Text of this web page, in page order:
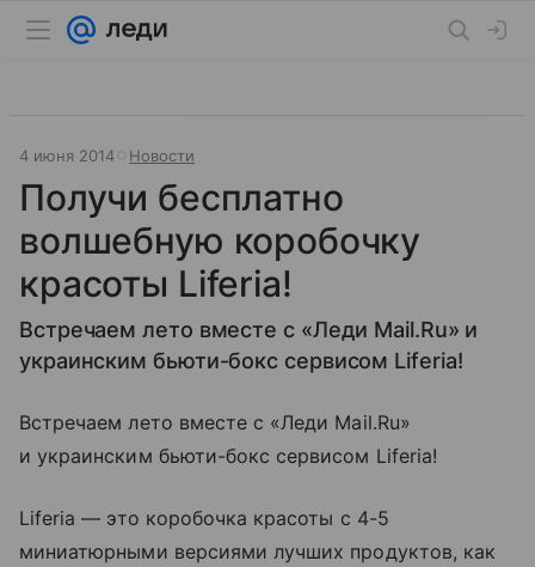
4 июня 2014 Новости
Получи бесплатно
волшебную коробочку
красоты Liferia!
Встречаем лето вместе с «Леди Mail.Ru» и
украинским бьюти-бокс сервисом Liferia!
Встречаем лето вместе с «Леди Mail.Ru»
и украинским бьюти-бокс сервисом Liferia!
Liferia — это коробочка красоты с 4-5
миниатюрными версиями лучших продуктов, как